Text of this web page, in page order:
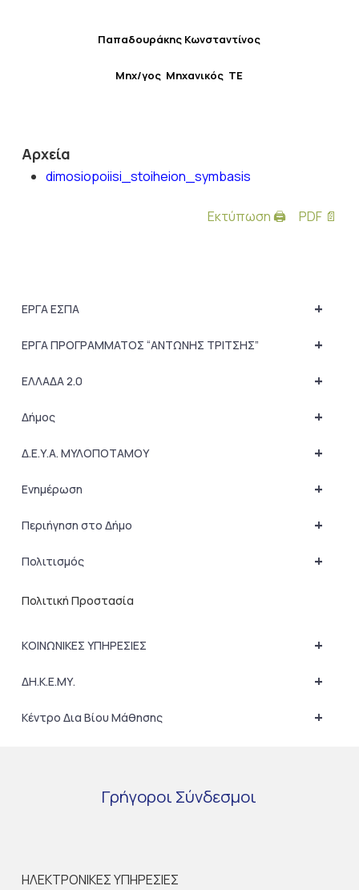
Παπαδουράκης Κωνσταντίνος
Μηχ/γος Μηχανικός ΤΕ
Αρχεία
dimosiopoiisi_stoiheion_symbasis
Εκτύπωση 🖨 PDF 📄
+
ΕΡΓΑ ΕΣΠΑ
+
ΕΡΓΑ ΠΡΟΓΡΑΜΜΑΤΟΣ “ΑΝΤΩΝΗΣ ΤΡΙΤΣΗΣ”
+
ΕΛΛΑΔΑ 2.0
+
Δήμος
+
Δ.Ε.Υ.Α. ΜΥΛΟΠΟΤΑΜΟΥ
+
Ενημέρωση
+
Περιήγηση στο Δήμο
+
Πολιτισμός
Πολιτική Προστασία
+
ΚΟΙΝΩΝΙΚΕΣ ΥΠΗΡΕΣΙΕΣ
+
ΔΗ.Κ.Ε.ΜΥ.
+
Κέντρο Δια Βίου Μάθησης
Γρήγοροι Σύνδεσμοι
ΗΛΕΚΤΡΟΝΙΚΕΣ ΥΠΗΡΕΣΙΕΣ